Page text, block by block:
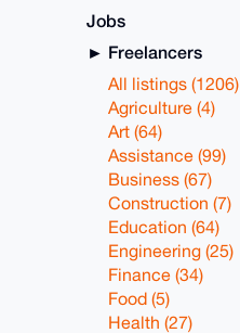
Jobs
Freelancers
All listings (1206)
Agriculture (4)
Art (64)
Assistance (99)
Business (67)
Construction (7)
Education (64)
Engineering (25)
Finance (34)
Food (5)
Health (27)